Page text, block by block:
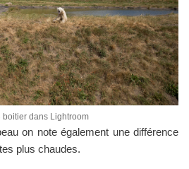
boitier dans Lightroom
on note également une différence
plus chaudes.